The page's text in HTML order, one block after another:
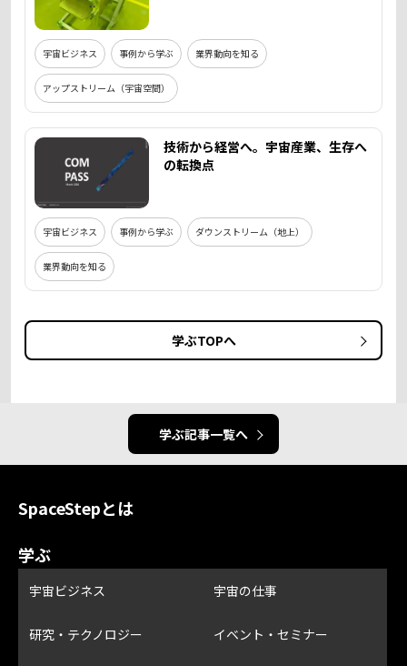
宇宙ビジネス 事例から学ぶ 業界動向を知る
アップストリーム（宇宙空間）
技術から経営へ。宇宙産業、生存へ
の転換点
宇宙ビジネス 事例から学ぶ ダウンストリーム（地上）
業界動向を知る
学ぶTOPへ
学ぶ記事一覧へ
SpaceStepとは
学ぶ
宇宙ビジネス 宇宙の仕事
研究・テクノロジー イベント・セミナー